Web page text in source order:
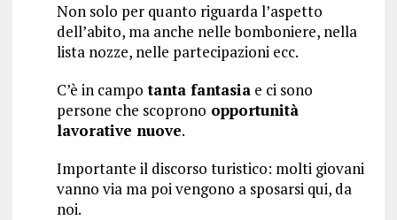
Non solo per quanto riguarda l’aspetto
dell’abito, ma anche nelle bomboniere, nella
lista nozze, nelle partecipazioni ecc.
C’è in campo tanta fantasiae ci sono
persone che scoprono opportunità
lavorative nuove.
Importante il discorso turistico: molti giovani
vanno via ma poi vengono a sposarsi qui, da
noi.